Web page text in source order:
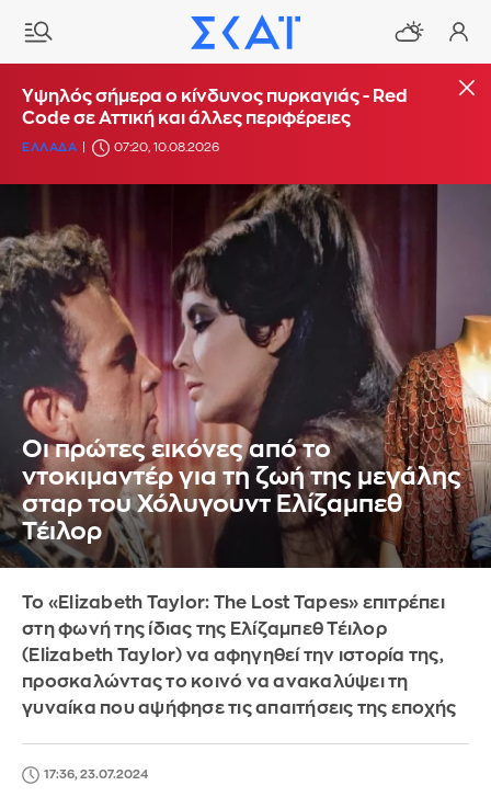
Υψηλός σήμερα ο κίνδυνος πυρκαγιάς - Red
Code σε Αττική και άλλες περιφέρειες
ΕΛΛΑΔΑ 07:20, 10.08.2026
Οι πρώτες εικόνες από το
ντοκιμαντέρ για τη ζωή της μεγάλης
σταρ του Χόλυγουντ Ελίζαμπεθ
Τέιλορ
Το «Elizabeth Taylor: The Lost Tapes» επιτρέπει
στη φωνή της ίδιας της Ελίζαμπεθ Τέιλορ
(Elizabeth Taylor) να αφηγηθεί την ιστορία της,
προσκαλώντας το κοινό να ανακαλύψει τη
γυναίκα που αψήφησε τις απαιτήσεις της εποχής
17:36, 23.07.2024